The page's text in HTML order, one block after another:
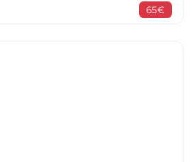
65€